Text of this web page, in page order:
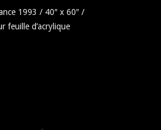
1993 / 40″ x 60″ /
feuille d’acrylique